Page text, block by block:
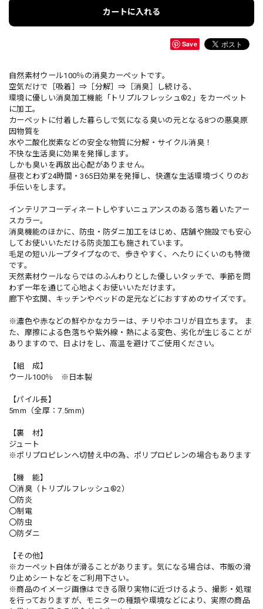
カートに入れる
Save
自然素材ウール100％の消臭カーペットです。
空気だけで［吸着］⇒［分解］⇒［消臭］し続ける、
環境に優しい消臭加工機能「トリプルフレッシュ®2」をカーペット
に加工。
カーペットに付着した暮らしで気になる臭いの元となる8つの悪臭原
因物質を
水や二酸化炭素などの安全な物質に分解・サイクル消臭！
不快な生活臭に効果を発揮します。
しかも臭いを再放出心配がありません。
昼夜とわず24時間・365日効果を発揮し、快適な生活環境づくりのお
手伝いをします。
インテリアコーディネートしやすいニュアンスのある落ち着いたアー
スカラー。
消臭機能のほかに、防虫・防ダニ加工をはじめ、店舗や施設でも安心
してお使いいただける防炎加工も施されています。
毛足の短いループタイプなので、歩きやすく、へたりにくいのも特徴
です。
天然素材ウールならではのふんわりとした優しいタッチで、季節を問
わず一年を通じて心地よくお使いいただけます。
廊下や玄関、キッチンやベッドの足元などにおすすめのサイズです。
※濃色や赤などの鮮やかなカラーは、チリやホコリが目立ちます。 ま
た、摩擦による色落ちや紫外線・熱による変色、劣化が生じることが
ありますので、日よけをし、高温を避けてご使用ください。
【組 成】
ウール100％ ※日本製
【パイル長】
5mm（全厚：7.5mm)
【裏 材】
ジュート
※ポリプロピレンへ切替え中の為、ポリプロピレンの場合もあります
【機 能】
〇消臭（トリプルフレッシュ®2）
〇防炎
〇制電
〇防虫
〇防ダニ
【その他】
※カーペット自体が滑ることがあります。気になる場合は、市販の滑
り止めシートなどをご利用下さい。
※商品のイメージ画像はできる限り実物に近づけるよう、撮影・処理
を行っておりますが、モニターの種類や環境などにより、実際の商品